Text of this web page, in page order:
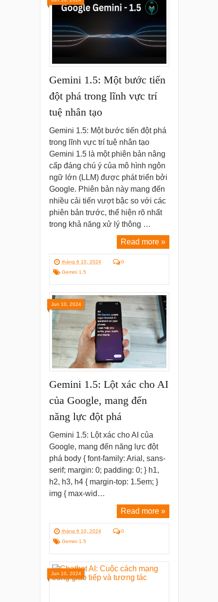
Gemini 1.5: Một bước tiến
đột phá trong lĩnh vực trí
tuệ nhân tạo
Gemini 1.5: Một bước tiến đột phá
trong lĩnh vực trí tuệ nhân tạo
Gemini 1.5 là một phiên bản nâng
cấp đáng chú ý của mô hình ngôn
ngữ lớn (LLM) được phát triển bởi
Google. Phiên bản này mang đến
nhiều cải tiến vượt bậc so với các
phiên bản trước, thể hiện rõ nhất
trong khả năng xử lý thông …
Read more »
tháng 6 10, 2024
0
Gemini 1.5
Gemini 1.5: Lột xác cho AI
của Google, mang đến
năng lực đột phá
Gemini 1.5: Lột xác cho AI của
Google, mang đến năng lực đột
phá body { font-family: Arial, sans-
serif; margin: 0; padding: 0; } h1,
h2, h3, h4 { margin-top: 1.5em; }
img { max-wid…
Read more »
tháng 6 10, 2024
0
Gemini 1.5
Jun 10, 2024
Jun 10, 2024